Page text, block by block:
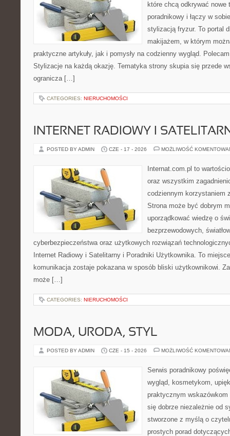
które chcą odkrywać nowe
poradnikowy i łączy w
stylizacją fryzur. To portal
makijażem, w którym
praktyczne artykuły, jak i pomysły na codzienny wygląd.
Stylizacje na każdą okazję. Tematyka strony skupia się przede
ogranicza […]
CATEGORIES: NIERUCHOMOŚCI
INTERNET RADIOWY I
POSTED BY ADMIN CZE - 17 - 2026 MOŻLIWOŚĆ
Internat.com.pl to
oraz wszystkim
codziennym korzystaniem
Strona może być dobrym
uporządkować wiedzę o
bezprzewodowych,
cyberbezpieczeństwa oraz użytkowych rozwiązań
Internet Radiowy i Satelitarny i Poradniki Użytkownika. To
komunikacja zostaje pokazana w sposób bliski użytkownikowi.
może […]
CATEGORIES: NIERUCHOMOŚCI
MODA, URODA, STYL
POSTED BY ADMIN CZE - 15 - 2026 MOŻLIWOŚĆ
Serwis poradnikowy
wygląd, kosmetykom,
praktycznym
się dobrze niezależnie od
stworzone z myślą o
prostych porad